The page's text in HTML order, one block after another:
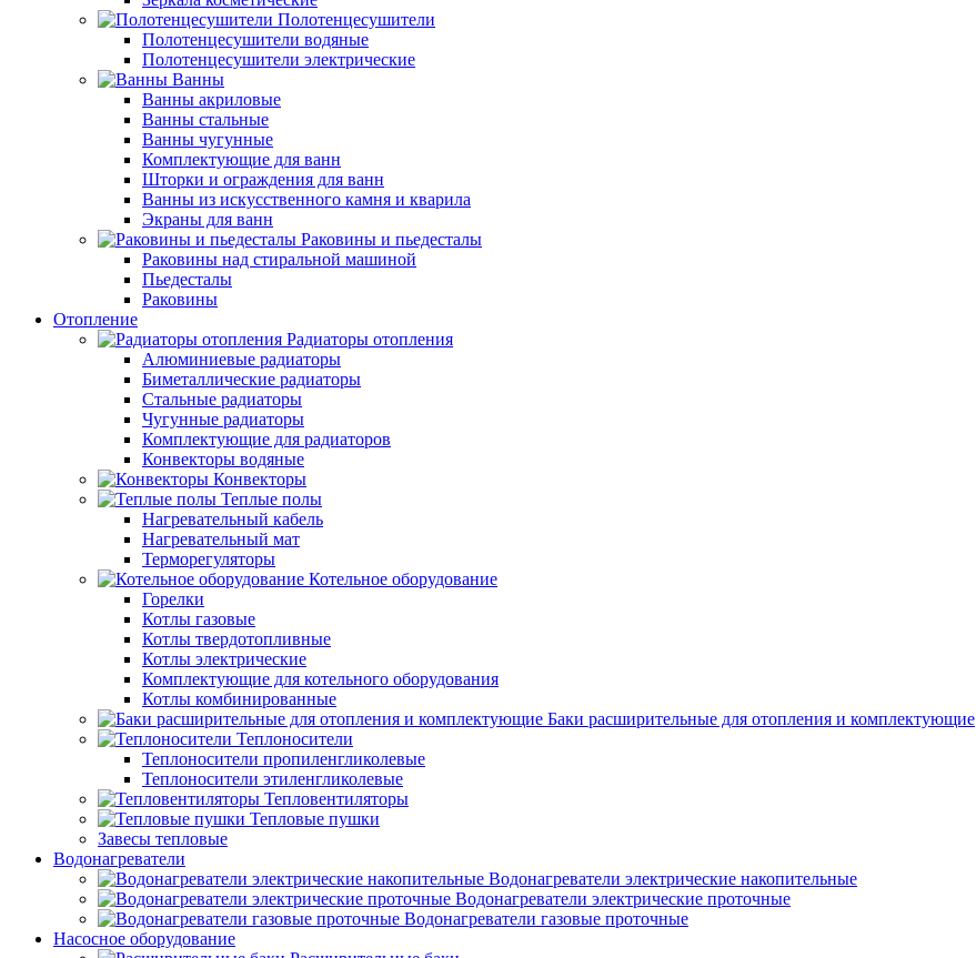
Полотенцесушители
Полотенцесушители водяные
Полотенцесушители электрические
Ванны
Ванны акриловые
Ванны стальные
Ванны чугунные
Комплектующие для ванн
Шторки и ограждения для ванн
Ванны из искусственного камня и кварила
Экраны для ванн
Раковины и пьедесталы
Раковины над стиральной машиной
Пьедесталы
Раковины
Отопление
Радиаторы отопления
Алюминиевые радиаторы
Биметаллические радиаторы
Стальные радиаторы
Чугунные радиаторы
Комплектующие для радиаторов
Конвекторы водяные
Конвекторы
Теплые полы
Нагревательный кабель
Нагревательный мат
Терморегуляторы
Котельное оборудование
Горелки
Котлы газовые
Котлы твердотопливные
Котлы электрические
Комплектующие для котельного оборудования
Котлы комбинированные
Баки расширительные для отопления и комплектующие
Теплоносители
Теплоносители пропиленгликолевые
Теплоносители этиленгликолевые
Тепловентиляторы
Тепловые пушки
Завесы тепловые
Водонагреватели
Водонагреватели электрические накопительные
Водонагреватели электрические проточные
Водонагреватели газовые проточные
Насосное оборудование